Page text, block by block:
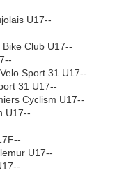
U17--
Club U17--
Sport 31 U17--
31 U17--
Cyclism U17--
U17--
U17--